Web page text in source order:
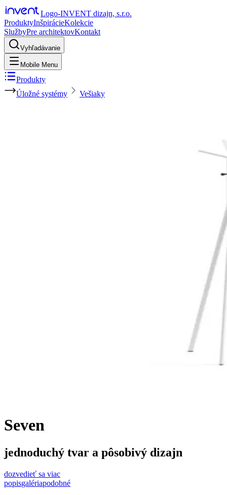
Logo-INVENT dizajn, s.r.o.
ProduktyInšpirácieKolekcie
SlužbyPre architektovKontakt
Vyhľadávanie
Mobile Menu
Produkty
Úložné systémy
Vešiaky
Seven
jednoduchý tvar a pôsobivý dizajn
dozvedieť sa viac
popisgalériapodobné